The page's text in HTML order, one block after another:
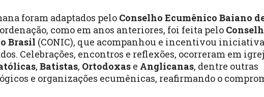
foram adaptados pelo Conselho Ecumênico Baiano
como em anos anteriores, foi feita pelo
Brasil (CONIC), que acompanhou e incentivou
Celebrações, encontros e reflexões, ocorreram em
, Batistas, Ortodoxas e Anglicanas, dentre outras
e organizações ecumênicas, reafirmando o